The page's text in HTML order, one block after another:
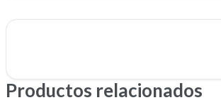
Productos relacionados